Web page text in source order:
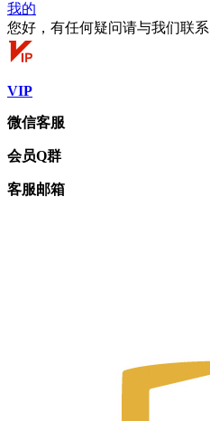
我的
您好，有任何疑问请与我们联系
VIP
微信客服
会员Q群
客服邮箱